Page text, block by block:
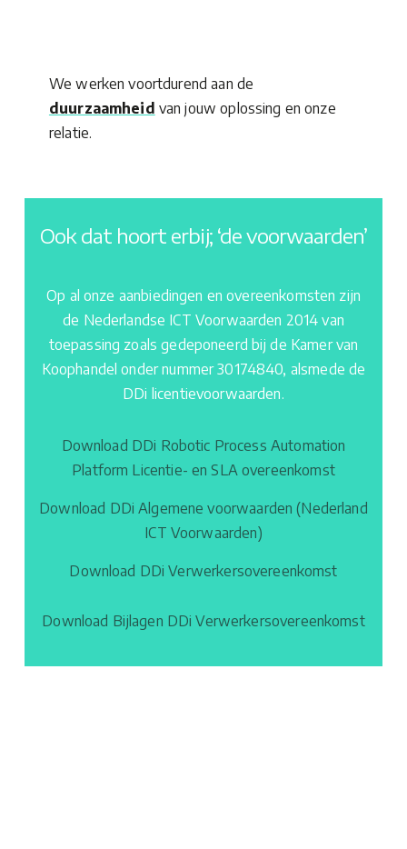
We werken voortdurend aan de
duurzaamheid van jouw oplossing en onze
relatie.
Ook dat hoort erbij; ‘de voorwaarden’
Op al onze aanbiedingen en overeenkomsten zijn
de Nederlandse ICT Voorwaarden 2014 van
toepassing zoals gedeponeerd bij de Kamer van
Koophandel onder nummer 30174840, alsmede de
DDi licentievoorwaarden.
Download DDi Robotic Process Automation
Platform Licentie- en SLA overeenkomst
Download DDi Algemene voorwaarden (Nederland
ICT Voorwaarden)
Download DDi Verwerkersovereenkomst
Download Bijlagen DDi Verwerkersovereenkomst